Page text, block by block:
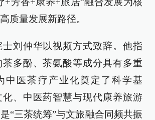
质量发展新路径。
刘仲华以视频方式致辞。他指
多酚、茶氨酸等成分具有多重
中医茶疗产业化奠定了科学基
、中医药智慧与现代康养旅游
“三茶统筹”与文旅融合同频共振